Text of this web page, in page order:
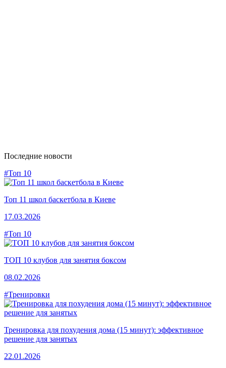
Последние новости
#Топ 10
Топ 11 школ баскетбола в Киеве
17.03.2026
#Топ 10
ТОП 10 клубов для занятия боксом
08.02.2026
#Тренировки
Тренировка для похудения дома (15 минут): эффективное
решение для занятых
22.01.2026